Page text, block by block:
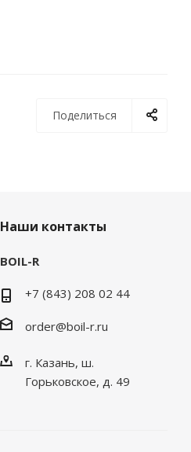
Поделиться
Наши контакты
BOIL-R
+7 (843) 208 02 44
order@boil-r.ru
г. Казань, ш.
Горьковское, д. 49